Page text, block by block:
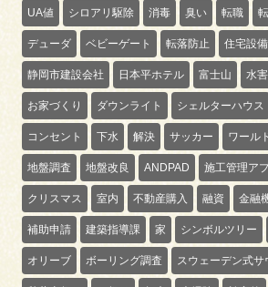
UA値 シロアリ駆除 消毒 臭い 転職
デューダ ベビーゲート 転落防止 住宅設備
静岡市建設会社 日本平ホテル 富士山 水害
お家づくり ダウンライト シェルターハウス
コンセント 下水 解決 サッカー ワール
地盤調査 地盤改良 ANDPAD 施工管理ア
クリスマス 室内 不動産購入 融資 金融
補助申請 建築指導課 家 シンボルツリー
オリーブ ボーリング調査 スウェーデン式